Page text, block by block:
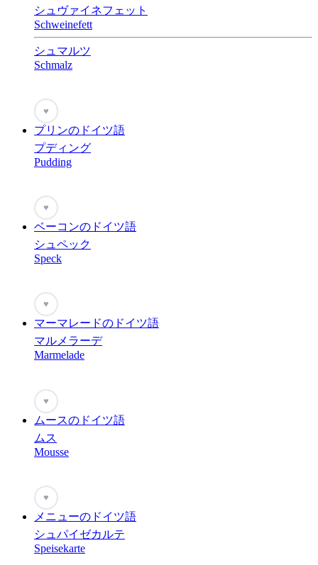
シュヴァイネフェット
Schweinefett
シュマルツ
Schmalz
♥
プリンのドイツ語
プディング
Pudding
♥
ベーコンのドイツ語
シュペック
Speck
♥
マーマレードのドイツ語
マルメラーデ
Marmelade
♥
ムースのドイツ語
ムス
Mousse
♥
メニューのドイツ語
シュパイゼカルテ
Speisekarte